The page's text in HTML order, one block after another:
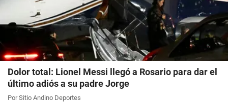
Dolor total: Lionel Messi llegó a Rosario para dar el
último adiós a su padre Jorge
Por Sitio Andino Deportes